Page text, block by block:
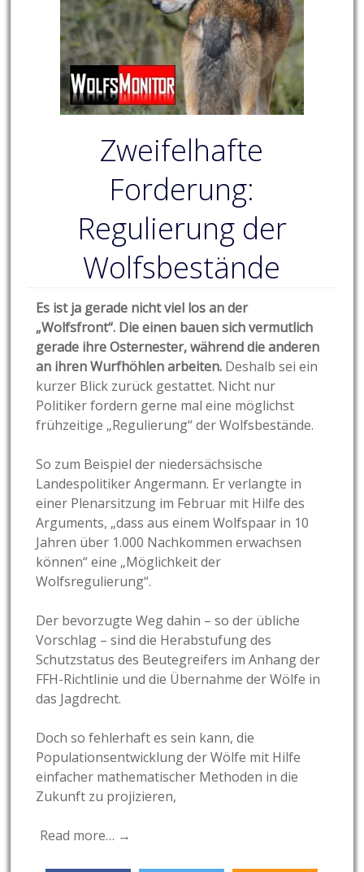
Zweifelhafte
Forderung:
Regulierung der
Wolfsbestände
Es ist ja gerade nicht viel los an der
„Wolfsfront“. Die einen bauen sich vermutlich
gerade ihre Osternester, während die anderen
an ihren Wurfhöhlen arbeiten. Deshalb sei ein
kurzer Blick zurück gestattet. Nicht nur
Politiker fordern gerne mal eine möglichst
frühzeitige „Regulierung“ der Wolfsbestände.
So zum Beispiel der niedersächsische
Landespolitiker Angermann. Er verlangte in
einer Plenarsitzung im Februar mit Hilfe des
Arguments, „dass aus einem Wolfspaar in 10
Jahren über 1.000 Nachkommen erwachsen
können“ eine „Möglichkeit der
Wolfsregulierung“.
Der bevorzugte Weg dahin – so der übliche
Vorschlag – sind die Herabstufung des
Schutzstatus des Beutegreifers im Anhang der
FFH-Richtlinie und die Übernahme der Wölfe in
das Jagdrecht.
Doch so fehlerhaft es sein kann, die
Populationsentwicklung der Wölfe mit Hilfe
einfacher mathematischer Methoden in die
Zukunft zu projizieren,
Read more… →